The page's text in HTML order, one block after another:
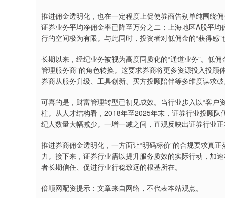
推进佣金透明化，也在一定程度上促使券商告别单纯围绕
证券业务平均净佣金率已降至万分之二；上海地区A股平
行的空间极为有限。与此同时，投资者对低佣金的“获得
长期以来，经纪业务被视为高度同质化的“通道业务”。低
管理服务商”的角色转换。这要求券商将更多资源投入投
券商从服务升级、工具创新、买方投顾陪伴等多维度谋求
可喜的是，财富管理转型已初见成效。当行业步入以“客
柱。从人才结构看，2018年至2025年末，证券行业投顾
纪人数量大幅减少。一增一减之间，直观反映出证券行业
推进券商佣金透明化，一方面让“明码标价”的合规要求真
力。接下来，证券行业需以提升服务质效的实际行动，加
者长期信任、促进行业行稳致远的根基所在。
倍顺网配资提示：文章来自网络，不代表本站观点。